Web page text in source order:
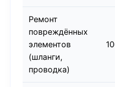
Ремонт
повреждённых
элементов
(шланги,
проводка)